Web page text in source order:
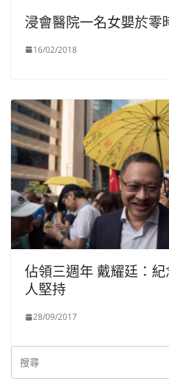
浸會醫院一名女嬰於零
16/02/2018
佔領三週年 戴耀廷：
人堅持
28/09/2017